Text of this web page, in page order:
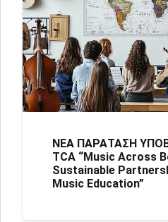
ΝΕΑ ΠΑΡΑΤΑΣΗ
TCA “Μusic Across
Sustainable
Music Education”